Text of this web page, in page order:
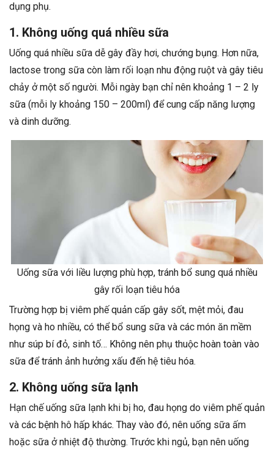
dụng phụ.
1. Không uống quá nhiều sữa
Uống quá nhiều sữa dễ gây đầy hơi, chướng bụng. Hơn nữa,
lactose trong sữa còn làm rối loạn nhu động ruột và gây tiêu
chảy ở một số người. Mỗi ngày bạn chỉ nên khoảng 1 – 2 ly
sữa (mỗi ly khoảng 150 – 200ml) để cung cấp năng lượng
và dinh dưỡng.
Uống sữa với liều lượng phù hợp, tránh bổ sung quá nhiều
gây rối loạn tiêu hóa
Trường hợp bị viêm phế quản cấp gây sốt, mệt mỏi, đau
họng và ho nhiều, có thể bổ sung sữa và các món ăn mềm
như súp bí đỏ, sinh tố… Không nên phụ thuộc hoàn toàn vào
sữa để tránh ảnh hưởng xấu đến hệ tiêu hóa.
2. Không uống sữa lạnh
Hạn chế uống sữa lạnh khi bị ho, đau họng do viêm phế quản
và các bệnh hô hấp khác. Thay vào đó, nên uống sữa ấm
hoặc sữa ở nhiệt độ thường. Trước khi ngủ, bạn nên uống